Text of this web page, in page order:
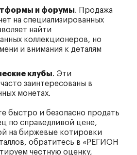
и форумы. Продажа
на специализированных
найти
коллекционеров, но
и внимания к деталям
клубы. Эти
заинтересованы в
монетах.
быстро и безопасно продать
по справедливой цене,
на биржевые котировки
обратитесь в «РЕГИОН
честную оценку,